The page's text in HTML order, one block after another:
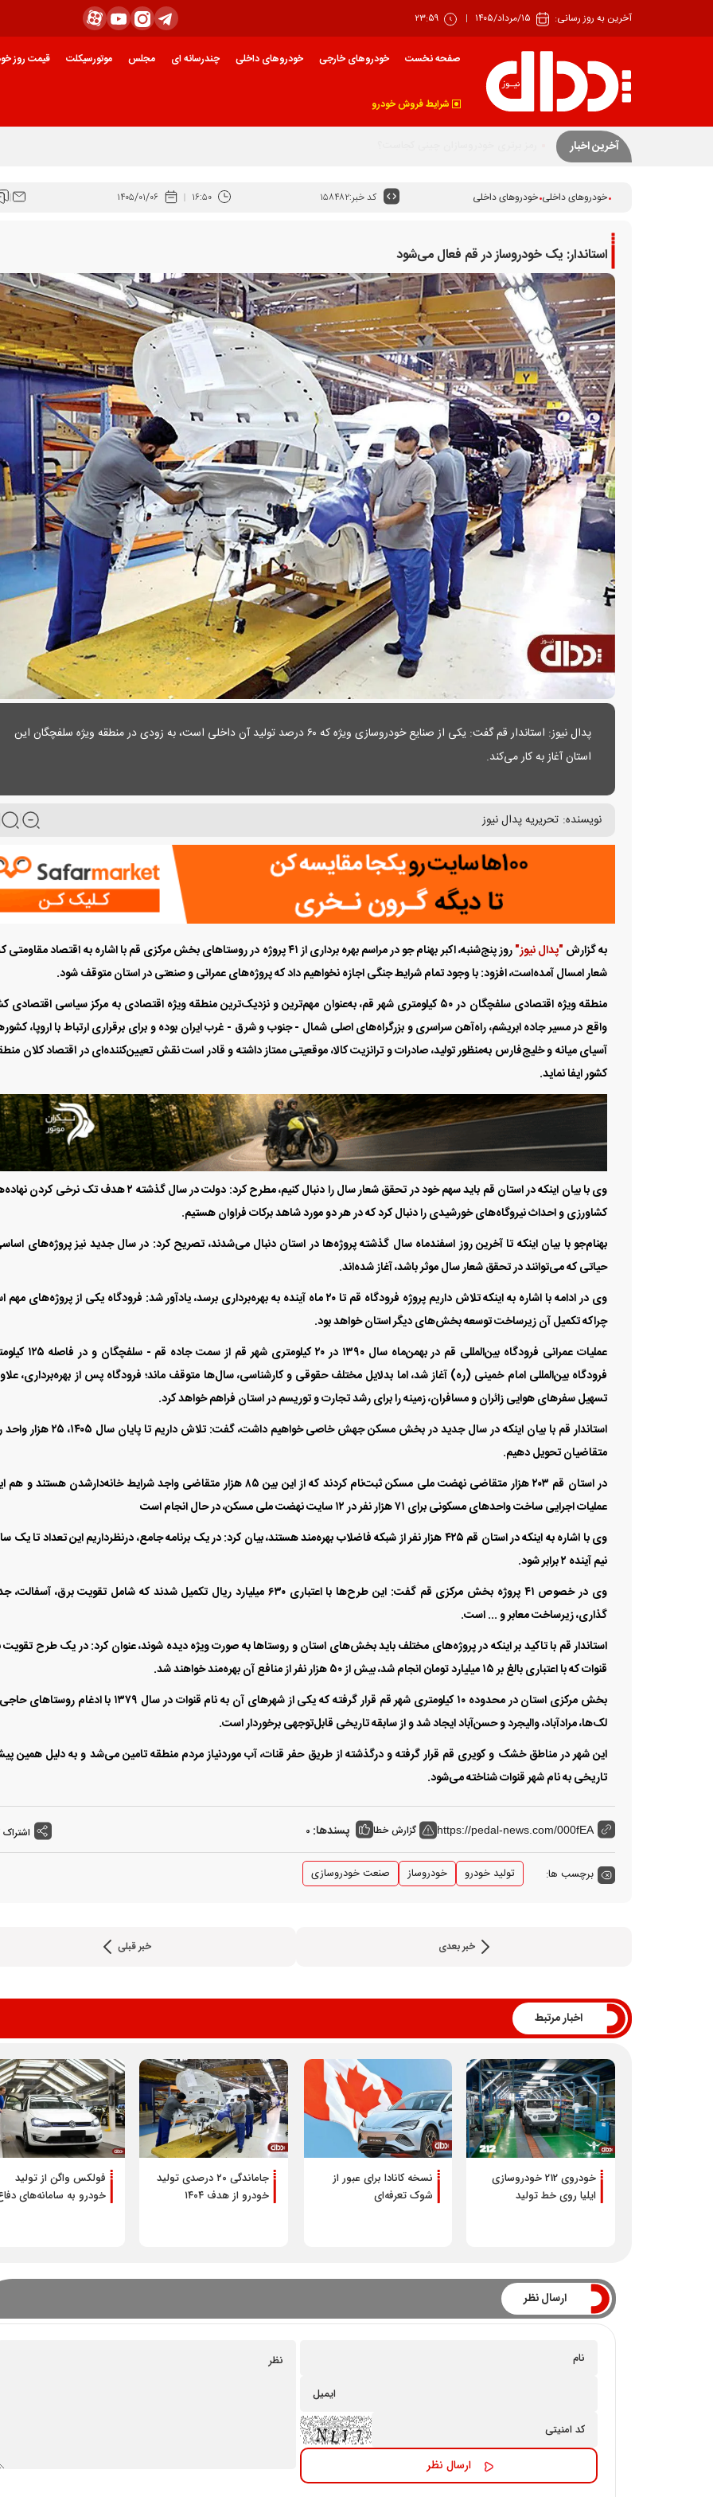
آخرین به روز رسانی: ۱۵/مرداد/۱۴۰۵ ۲۳:۵۹
صفحه نخست خودروهای خارجی خودروهای داخلی چندرسانه ای مجلس موتورسیکلت قیمت روز
شرایط فروش خودرو
آخرین اخبار
خودروهای داخلی خودروهای داخلی کد خبر:۱۵۸۴۸۲ ۱۶:۵۰ ۱۴۰۵/۰۱/۰۶
استاندار: یک خودروساز در قم فعال می‌شود
پدال نیوز: استاندار قم گفت: یکی از صنایع خودروسازی ویژه که ۶۰ درصد تولید آن داخلی است، به زودی در منطقه ویژه سلفچگان این
استان آغاز به کار می‌کند.
نویسنده: تحریریه پدال نیوز
به گزارش"پدال نیوز"
روز پنج‌شنبه، اکبر بهنام جو در مراسم بهره برداری از ۴۱ پروژه در روستا‌های بخش مرکزی قم با اشاره به اقتصاد
شعار امسال آمده‌است، افزود: با وجود تمام شرایط جنگی اجازه نخواهیم داد که پروژه‌های عمرانی و صنعتی در استان متوقف شود.
منطقه ویژه اقتصادی سلفچگان در ۵۰ کیلومتری شهر قم، به‌عنوان مهم‌ترین و نزدیک‌ترین منطقه ویژه اقتصادی به مرکز سیاسی اقتصادی
واقع در مسیر جاده ابریشم، راه‌آهن سراسری و بزرگراه‌های اصلی شمال - جنوب و شرق - غرب ایران بوده و برای برقراری ارتباط با اروپا،
آسیای میانه و خلیج‌فارس به‌منظور تولید، صادرات و ترانزیت کالا، موقعیتی ممتاز داشته و قادر است نقش تعیین‌کننده‌ای در اقتصاد کلان
کشور ایفا نماید.
وی با بیان اینکه در استان قم باید سهم خود در تحقق شعار سال را دنبال کنیم، مطرح کرد: دولت در سال گذشته ۲ هدف تک
کشاورزی و احداث نیروگاه‌های خورشیدی را دنبال کرد که در هر دو مورد شاهد برکات فراوان هستیم.
بهنام‌جو با بیان اینکه تا آخرین روز اسفندماه سال گذشته پروژه‌ها در استان دنبال می‌شدند، تصریح کرد: در سال جدید نیز پروژه‌های
حیاتی که می‌توانند در تحقق شعار سال موثر باشد، آغاز شده‌اند.
وی در ادامه با اشاره به اینکه تلاش داریم پروژه فرودگاه قم تا ۲۰ ماه آینده به بهره‌برداری برسد، یادآور شد: فرودگاه یکی از پروژه‌های
چراکه تکمیل آن زیرساخت توسعه بخش‌های دیگر استان خواهد بود.
عملیات عمرانی فرودگاه بین‌المللی قم در بهمن‌ماه سال ۱۳۹۰ در ۲۰
فرودگاه بین‌المللی امام خمینی (ره) آغاز شد، اما بدلایل مختلف حقوقی و کارشناسی، سال‌ها متوقف ماند؛ فرودگاه پس از بهره‌برداری،
تسهیل سفر‌های هوایی زائران و مسافران، زمینه را برای رشد تجارت و توریسم در استان فراهم خواهد کرد.
استاندار قم با بیان اینکه در سال جدید در بخش مسکن جهش خاصی خواهیم داشت، گفت: تلاش داریم
متقاضیان تحویل دهیم.
در استان قم ۲۰۳ هزار متقاضی نهضت ملی مسکن ثبت‌نام کردند که از این بین ۸۵ هزار متقاضی واجد شرایط خانه‌دارشدن هستند
عملیات اجرایی ساخت واحد‌های مسکونی برای ۷۱ هزار نفر در ۱۲ سایت نهضت ملی مسکن، در حال انجام است
وی با اشاره به اینکه در استان قم ۴۲۵ هزار نفر از شبکه فاضلاب بهره‌مند هستند، بیان کرد: در یک برنامه جامع، درنظرداریم این تعداد تا
نیم آینده ۲ برابر شود.
وی در خصوص ۴۱ پروژه بخش مرکزی قم گفت: این طرح‌ها با اعتباری ۶۳۰ میلیارد ریال تکمیل شدند که شامل تقویت برق،
گذاری، زیرساخت معابر و ... است.
استاندار قم با تاکید بر اینکه در پروژه‌های مختلف باید بخش‌های استان و روستا‌ها به صورت ویژه دیده شوند، عنوان کرد: در یک طرح تقویت
قنوات که با اعتباری بالغ بر ۱۵ میلیارد تومان انجام شد، بیش از ۵۰ هزار نفر از منافع آن بهره‌مند خواهند شد.
بخش مرکزی استان در محدوده ۱۰ کیلومتری شهر قم قرار گرفته که یکی از شهر‌های آن به نام قنوات در سال ۱۳۷۹ با
لک‌ها، مرادآباد، والیجرد و حسن‌آباد ایجاد شد و از سابقه تاریخی قابل‌توجهی برخوردار است.
این شهر در مناطق خشک و کویری قم قرار گرفته و درگذشته از طریق حفر قنات، آب موردنیاز مردم منطقه تامین می‌شد و به دلیل همین
تاریخی به نام شهر قنوات شناخته می‌شود.
https://pedal-news.com/000fEA گزارش خطا پسندها: 0
برچسب ها: تولید خودرو خودروساز صنعت خودروسازی
خبر بعدی خبر قبلی
اخبار مرتبط
خودروی 212 خودروسازی
ایلیا روی خط تولید
نسخه کانادا برای عبور از
شوک تعرفه‌ای
جاماندگی ۲۰‌ درصدی تولید
خودرو از هدف ۱۴۰۴
فولکس واگن از تولید
خودرو به سامانه‌های
ارسال نظر
شرایط فروش محصولات
خودرو ویژه مرداد 1405